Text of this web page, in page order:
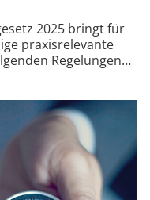
2025 bringt für
praxisrelevante
Regelungen…